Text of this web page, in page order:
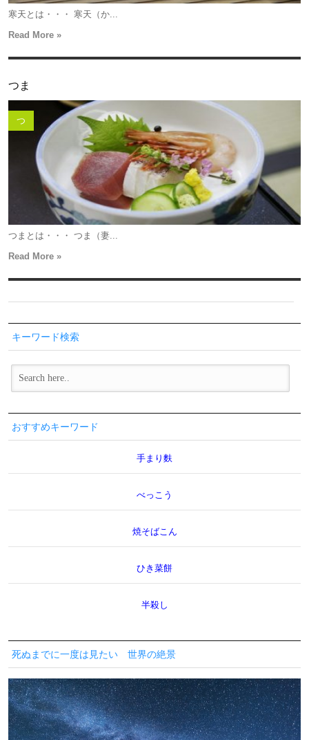
寒天とは・・・ 寒天（か...
Read More »
つま
つ
つまとは・・・ つま（妻...
Read More »
キーワード検索
おすすめキーワード
手まり麩
べっこう
焼そばこん
ひき菜餅
半殺し
死ぬまでに一度は見たい 世界の絶景